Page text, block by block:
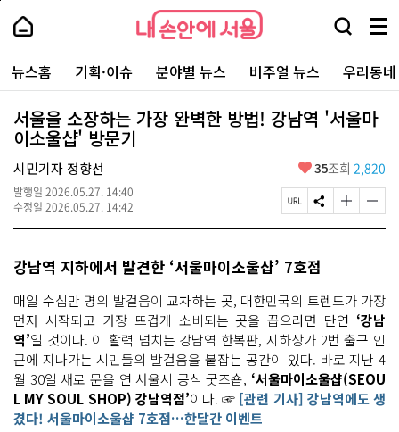
본
로
가
내
손
안
에
서
울
-
서
울
시
대
표
소
통
포
내
손
에
울
검
창
열
기
메
뉴
전
체
보
주
요
서
뉴스홈 기획·이슈 분야별 뉴스 비주얼 뉴스 우리동
서울을 소장하는 가장 완벽한 방법! 강남역 '서울마
이소울샵' 방문기
시민기자 정향선
발행일 2026.05.27. 14:40
수정일 2026.05.27. 14:42
좋
요
35조회 2,820
페
이
R
복
사
S
N
기
글
자
변
경
하
기
글
자
변
경
하
기
강남역 지하에서 발견한 ‘서울마이소울샵’ 7호점
매일 수십만 명의 발걸음이 교차하는 곳, 대한민국의 트렌드가 가장
먼저 시작되고 가장 뜨겁게 소비되는 곳을 꼽으라면 단연 ‘강남
역’일 것이다. 이 활력 넘치는 강남역 한복판, 지하상가 2번 출구 인
근에 지나가는 시민들의 발걸음을 붙잡는 공간이 있다. 바로 지난 4
월 30일 새로 문을 연서울시 공식 굿즈숍, ‘서울마이소울샵(SEOU
L MY SOUL SHOP) 강남역점’이다. ☞ [관련 기사] 강남역에도 생
겼다! 서울마이소울샵 7호점…한달간 이벤트
페
상
단
로